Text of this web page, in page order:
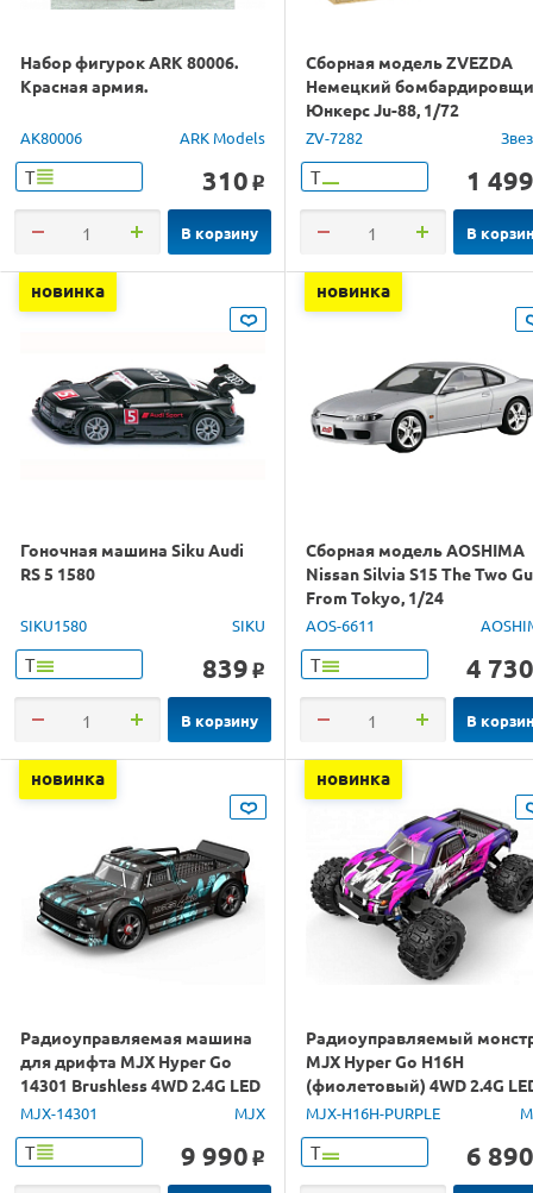
Набор фигурок ARK 80006.
Красная армия.
AK80006 ARK Models
Т 310 o
В корзину
Сборная модель ZVEZDA
Немецкий
Юнкерс Ju-88, 1/72
ZV-7282
Т 1 499
В
новинка
Гоночная машина Siku Audi
RS 5 1580
SIKU1580 SIKU
Т 839 o
В корзину
новинка
Сборная модель AOSHIMA
Nissan Silvia S15 The Two
From Tokyo, 1/24
AOS-6611
Т 4 730
В
новинка
Радиоуправляемая машина
для дрифта MJX Hyper Go
14301 Brushless 4WD 2.4G LED
1/14 RTR
MJX-14301 MJX
Т 9 990 o
новинка
Радиоуправляемый
MJX Hyper Go H16H
(фиолетовый) 4WD 2.4G
GPS 1/16 RTR
MJX-H16H-PURPLE
Т 6 890